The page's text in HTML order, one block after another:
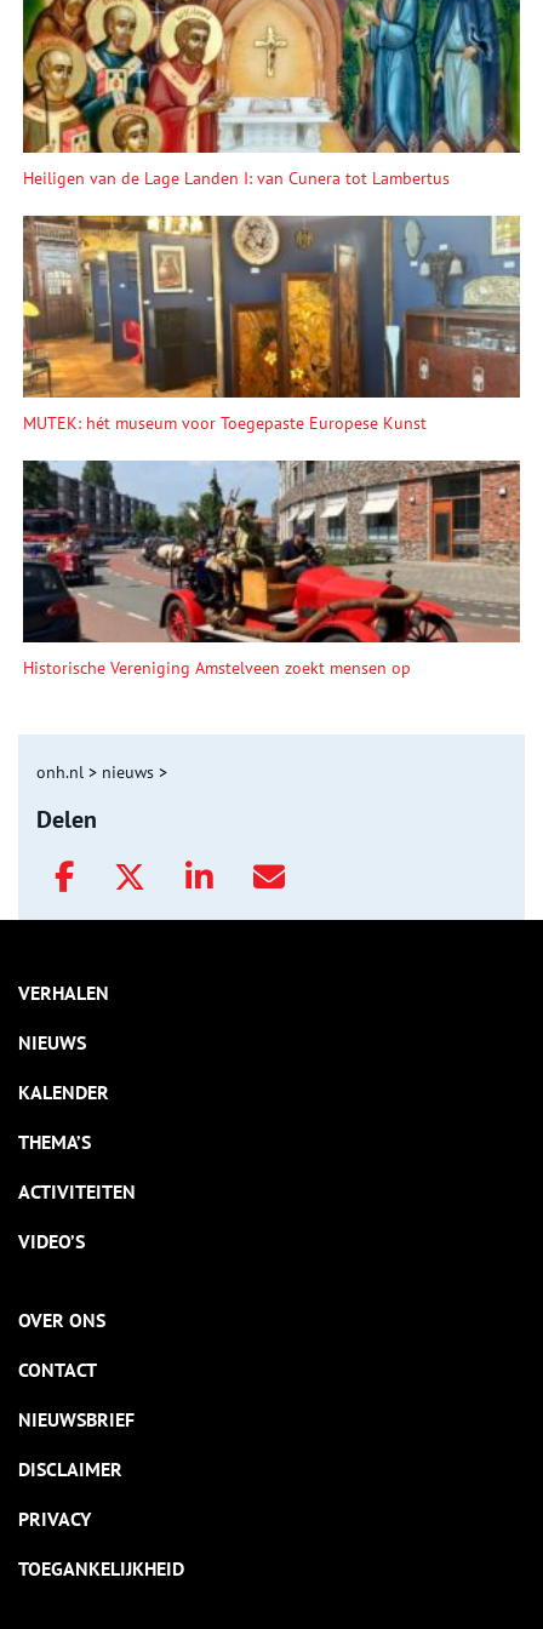
Heiligen van de Lage Landen I: van Cunera tot Lambertus
MUTEK: hét museum voor Toegepaste Europese Kunst
Historische Vereniging Amstelveen zoekt mensen op
onh.nl > nieuws >
Delen
VERHALEN
NIEUWS
KALENDER
THEMA’S
ACTIVITEITEN
VIDEO’S
OVER ONS
CONTACT
NIEUWSBRIEF
DISCLAIMER
PRIVACY
TOEGANKELIJKHEID